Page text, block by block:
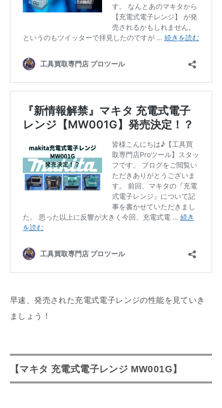
早速、発売された充電式電子レンジの性能を見ていき
ましょう！
【マキタ 充電式電子レンジ MW001G】